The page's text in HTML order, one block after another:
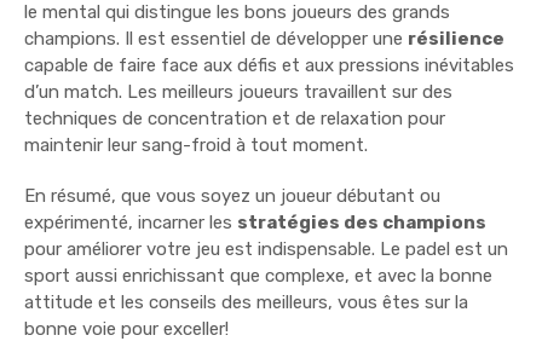
le mental qui distingue les bons joueurs des grands
champions. Il est essentiel de développer une résilience
capable de faire face aux défis et aux pressions inévitables
d’un match. Les meilleurs joueurs travaillent sur des
techniques de concentration et de relaxation pour
maintenir leur sang-froid à tout moment.
En résumé, que vous soyez un joueur débutant ou
expérimenté, incarner les stratégies des champions
pour améliorer votre jeu est indispensable. Le padel est un
sport aussi enrichissant que complexe, et avec la bonne
attitude et les conseils des meilleurs, vous êtes sur la
bonne voie pour exceller!